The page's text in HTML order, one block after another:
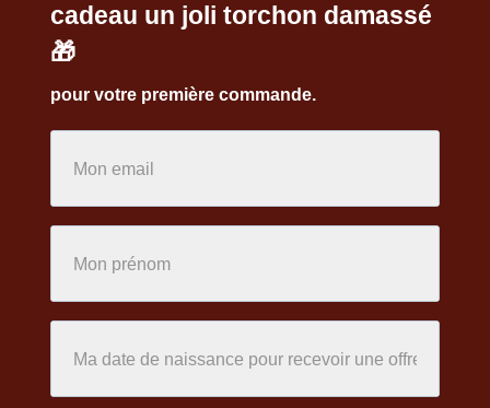
cadeau un joli torchon damassé
🎁
pour votre première commande.